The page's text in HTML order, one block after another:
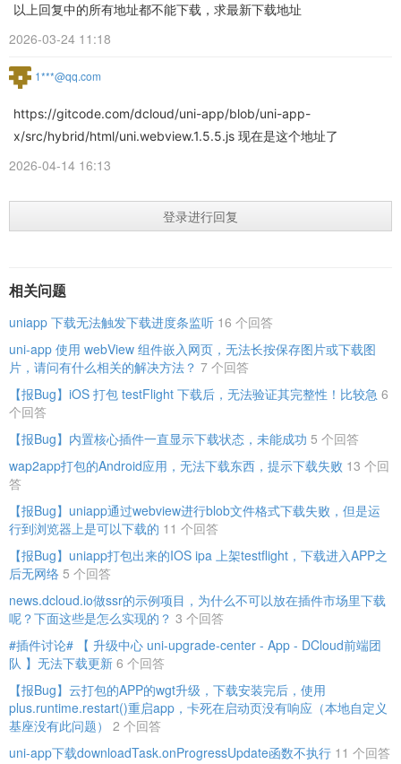
以上回复中的所有地址都不能下载，求最新下载地址
2026-03-24 11:18
1***@qq.com
https://gitcode.com/dcloud/uni-app/blob/uni-app-
x/src/hybrid/html/uni.webview.1.5.5.js 现在是这个地址了
2026-04-14 16:13
登录进行回复
相关问题
uniapp 下载无法触发下载进度条监听 16 个回答
uni-app 使用 webView 组件嵌入网页，无法长按保存图片或下载图
片，请问有什么相关的解决方法？ 7 个回答
【报Bug】iOS 打包 testFlight 下载后，无法验证其完整性！比较急 6
个回答
【报Bug】内置核心插件一直显示下载状态，未能成功 5 个回答
wap2app打包的Android应用，无法下载东西，提示下载失败 13 个回
答
【报Bug】uniapp通过webview进行blob文件格式下载失败，但是运
行到浏览器上是可以下载的 11 个回答
【报Bug】uniapp打包出来的IOS ipa 上架testflight，下载进入APP之
后无网络 5 个回答
news.dcloud.io做ssr的示例项目，为什么不可以放在插件市场里下载
呢？下面这些是怎么实现的？ 3 个回答
#插件讨论# 【 升级中心 uni-upgrade-center - App - DCloud前端团
队 】无法下载更新 6 个回答
【报Bug】云打包的APP的wgt升级，下载安装完后，使用
plus.runtime.restart()重启app，卡死在启动页没有响应（本地自定义
基座没有此问题）
2 个回答
uni-app下载downloadTask.onProgressUpdate函数不执行 11 个回答